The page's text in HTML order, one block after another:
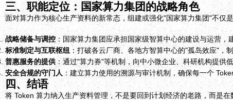
三、职能定位：国家算力集团的战略角色
面对算力作为核心生产资料的新常态，组建或强化"国家算力集团"不仅
战略储备与调控：国家算力集团应承担国家级智算中心的建设与运营
标准制定与互联枢纽：打破各云厂商、各地方智算中心的"孤岛效应"，
普惠服务的提供：通过"算力券"等机制，向中小微企业、科研机构提供
安全合规的守门人 ：建立算力使用的溯源与审计机制，确保每一个
四、结语
将 Token 算力纳入生产资料管理，不是要回到计划经济的老路，而是